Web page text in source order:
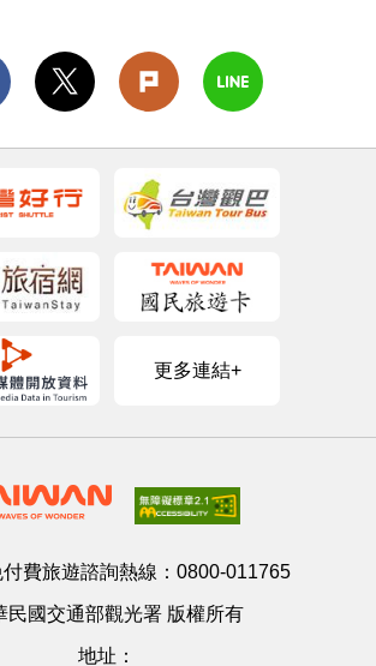
更多連結+
費旅遊諮詢熱線： 0800-011765
民國交通部觀光署 版權所有
地址：